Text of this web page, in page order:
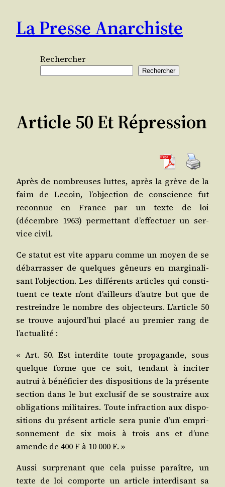
contenu
La Presse Anarchiste
Rechercher
Rechercher
Article 50 Et Répression
Après de nom­breuses luttes, après la grève de la
faim de Lecoin, l’objection de conscience fut
recon­nue en France par un texte de loi
(décembre 1963) per­met­tant d’effectuer un ser­
vice civil.
Ce sta­tut est vite appa­ru comme un moyen de se
débar­ras­ser de quelques gêneurs en mar­gi­na­li­
sant l’objection. Les dif­fé­rents articles qui consti­
tuent ce texte n’ont d’ailleurs d’autre but que de
res­treindre le nombre des objec­teurs. L’article 50
se trouve aujourd’hui pla­cé au pre­mier rang de
l’actualité :
« Art. 50. Est inter­dite toute pro­pa­gande, sous
quelque forme que ce soit, ten­dant à inci­ter
autrui à béné­fi­cier des dis­po­si­tions de la pré­sente
sec­tion dans le but exclu­sif de se sous­traire aux
obli­ga­tions mili­taires. Toute infrac­tion aux dis­po­
si­tions du pré­sent article sera punie d’un empri­
son­ne­ment de six mois à trois ans et d’une
amende de 400 F à 10 000 F. »
Aus­si sur­pre­nant que cela puisse paraître, un
texte de loi com­porte un article inter­di­sant sa